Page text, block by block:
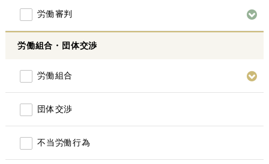
労働審判
労働組合・団体交渉
労働組合
団体交渉
不当労働行為